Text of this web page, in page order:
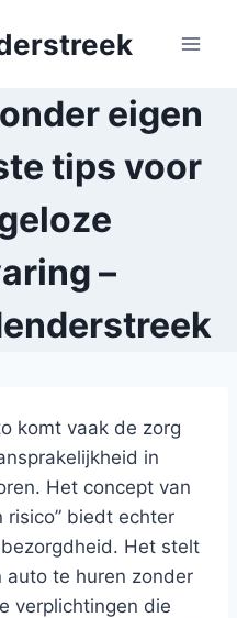
eigen
tips voor
–
komt vaak de zorg
in
Het concept van
risico” biedt echter
Het stelt
auto te huren zonder
verplichtingen die